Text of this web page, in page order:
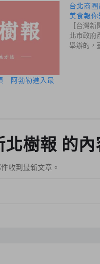
阿勃勒進入最
台北商
美食報你
［台灣
北市政府
舉辦的，
樹報 的內
收到最新文章。